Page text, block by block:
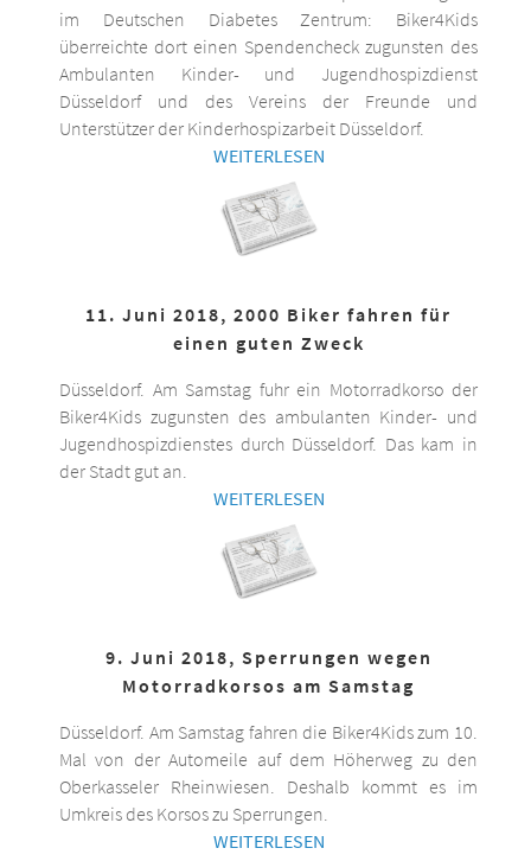
im Deutschen Diabetes Zentrum: Biker4Kids
überreichte dort einen Spendencheck zugunsten des
Ambulanten Kinder- und Jugendhospizdienst
Düsseldorf und des Vereins der Freunde und
Unterstützer der Kinderhospizarbeit Düsseldorf.
WEITERLESEN
11. Juni 2018, 2000 Biker fahren für
einen guten Zweck
Düsseldorf. Am Samstag fuhr ein Motorradkorso der
Biker4Kids zugunsten des ambulanten Kinder- und
Jugendhospizdienstes durch Düsseldorf. Das kam in
der Stadt gut an.
WEITERLESEN
9. Juni 2018, Sperrungen wegen
Motorradkorsos am Samstag
Düsseldorf. Am Samstag fahren die Biker4Kids zum 10.
Mal von der Automeile auf dem Höherweg zu den
Oberkasseler Rheinwiesen. Deshalb kommt es im
Umkreis des Korsos zu Sperrungen.
WEITERLESEN